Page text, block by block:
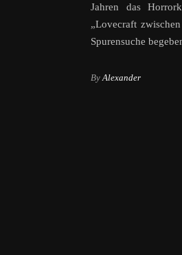
Jahren das
„Lovecraft
Spurensuche
By Alexander